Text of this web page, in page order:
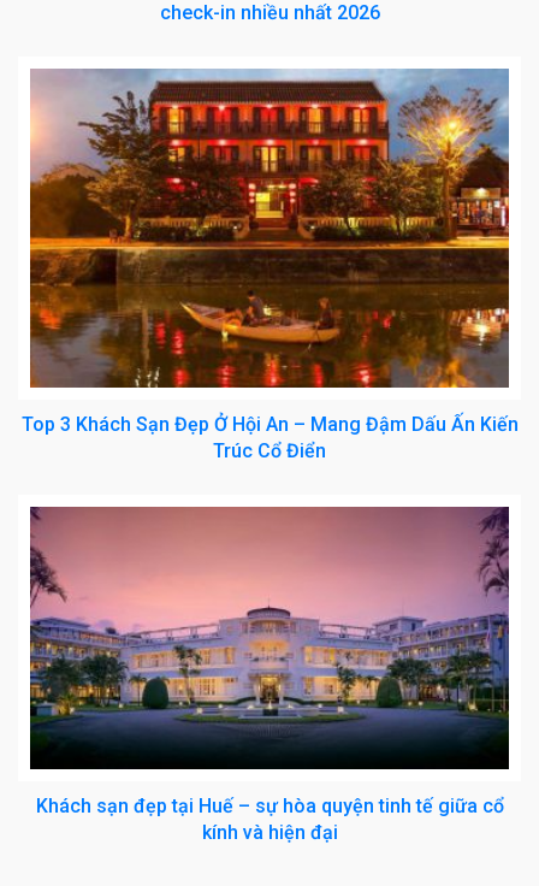
check-in nhiều nhất 2026
Top 3 Khách Sạn Đẹp Ở Hội An – Mang Đậm Dấu Ấn Kiến
Trúc Cổ Điển
Khách sạn đẹp tại Huế – sự hòa quyện tinh tế giữa cổ
kính và hiện đại